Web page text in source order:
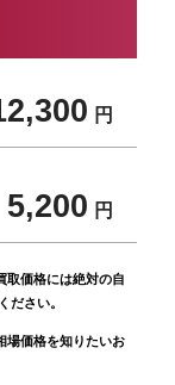
円
5,200 円
取価格には絶対の自
ださい。
場価格を知りたいお